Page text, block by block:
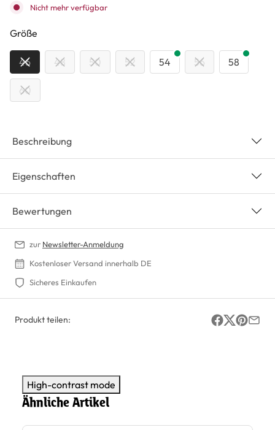
Nicht mehr verfügbar
Größe
46 48 50 52 54 56 58
60
Beschreibung
Eigenschaften
Bewertungen
zur Newsletter-Anmeldung
Kostenloser Versand innerhalb DE
Sicheres Einkaufen
Produkt teilen:
High-contrast mode
Ähnliche Artikel